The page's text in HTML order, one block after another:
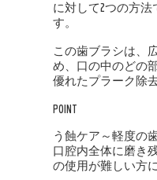
に対して2つの方
す。
この歯ブラシは、
め、口の中のどの
優れたプラーク除
POINT
う蝕ケア～軽度の
口腔内全体に磨き
の使用が難しい方